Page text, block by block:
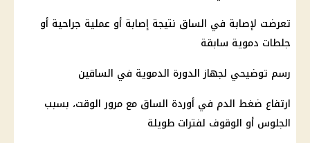
تعرضت لإصابة في الساق نتيجة إصابة أو عملية جراحية أو
جلطات دموية سابقة
رسم توضيحي لجهاز الدورة الدموية في الساقين
ارتفاع ضغط الدم في أوردة الساق مع مرور الوقت، بسبب
الجلوس أو الوقوف لفترات طويلة